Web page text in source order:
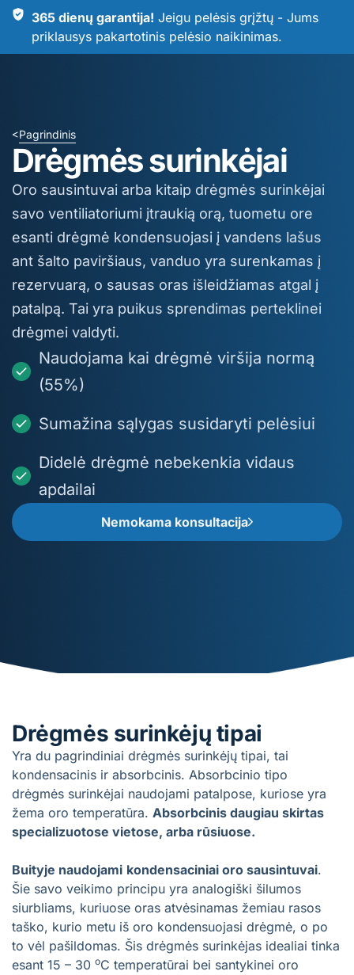
365 dienų garantija! Jeigu pelėsis grįžtų - Jums
priklausys pakartotinis pelėsio naikinimas.
Pagrindinis
>
Drėgmės surinkėjai
Oro sausintuvai arba kitaip drėgmės surinkėjai
savo ventiliatoriumi įtraukią orą, tuometu ore
esanti drėgmė kondensuojasi į vandens lašus
ant šalto paviršiaus, vanduo yra surenkamas į
rezervuarą, o sausas oras išleidžiamas atgal į
patalpą. Tai yra puikus sprendimas perteklinei
drėgmei valdyti.
Naudojama kai drėgmė viršija normą
(55%)
Sumažina sąlygas susidaryti pelėsiui
Didelė drėgmė nebekenkia vidaus
apdailai
Nemokama konsultacija
Drėgmės surinkėjų tipai
Yra du pagrindiniai drėgmės surinkėjų tipai, tai
kondensacinis ir absorbcinis. Absorbcinio tipo
drėgmės surinkėjai naudojami patalpose, kuriose yra
žema oro temperatūra. Absorbcinis daugiau skirtas
specializuotose vietose, arba rūsiuose.
Buityje naudojami kondensaciniai oro sausintuvai.
Šie savo veikimo principu yra analogiški šilumos
siurbliams, kuriuose oras atvėsinamas žemiau rasos
taško, kurio metu iš oro kondensuojasi drėgmė, o po
to vėl pašildomas. Šis drėgmės surinkėjas idealiai tinka
esant 15 – 30 oC temperatūrai bei santykinei oro